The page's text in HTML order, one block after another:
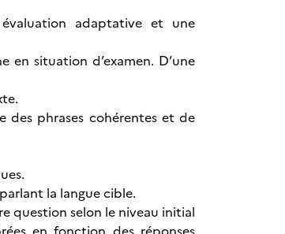
adaptative et une
situation d’examen. D’une
des phrases cohérentes et de
la langue cible.
question selon le niveau initial